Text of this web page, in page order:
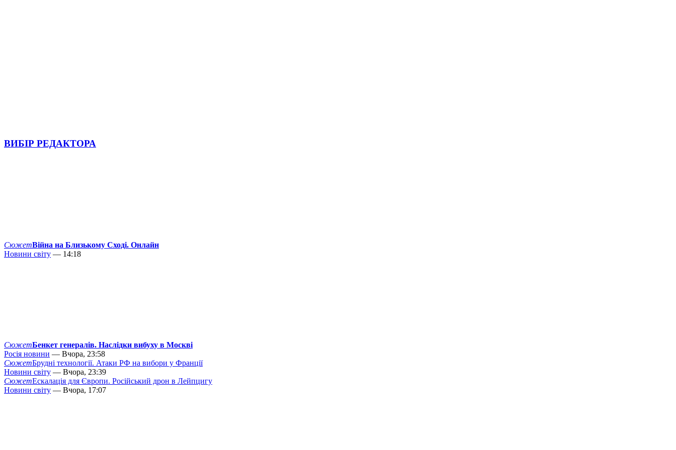
ВИБІР РЕДАКТОРА
СюжетВійна на Близькому Сході. Онлайн
Новини світу — 14:18
СюжетБенкет генералів. Наслідки вибуху в Москві
Росія новини — Вчора, 23:58
СюжетБрудні технології. Атаки РФ на вибори у Франції
Новини світу — Вчора, 23:39
СюжетЕскалація для Європи. Російський дрон в Лейпцигу
Новини світу — Вчора, 17:07